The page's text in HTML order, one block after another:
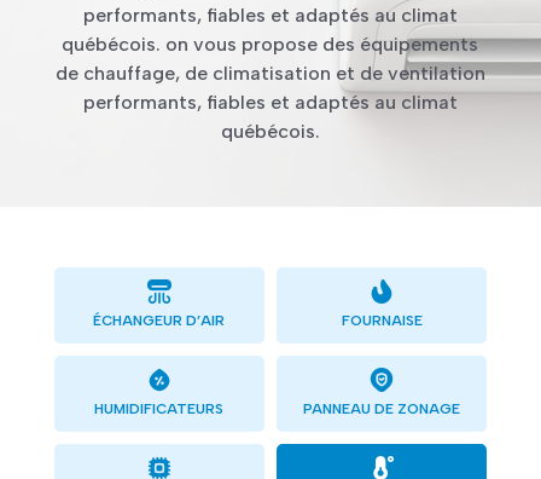
performants, fiables et adaptés au climat
québécois. on vous propose des équipements
de chauffage, de climatisation et de ventilation
performants, fiables et adaptés au climat
québécois.
ÉCHANGEUR D’AIR FOURNAISE
HUMIDIFICATEURS PANNEAU DE ZONAGE